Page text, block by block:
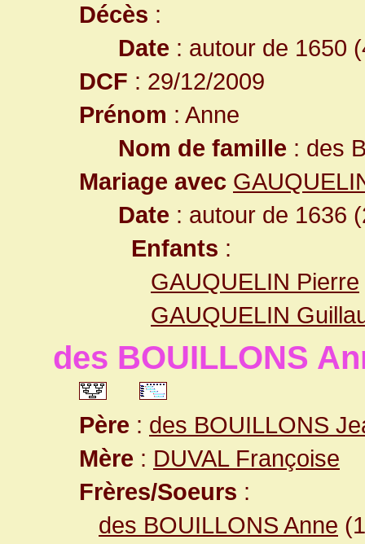
Décès :
Date : autour de 1650
DCF : 29/12/2009
Prénom : Anne
Nom de famille : des
Mariage avec
Date : autour de 1636
Enfants :
GAUQUELIN Pierre
GAUQUELIN
des BOUILLONS
Père : des BOUILLONS
Mère : DUVAL Françoise
Frères/Soeurs :
des BOUILLONS Anne